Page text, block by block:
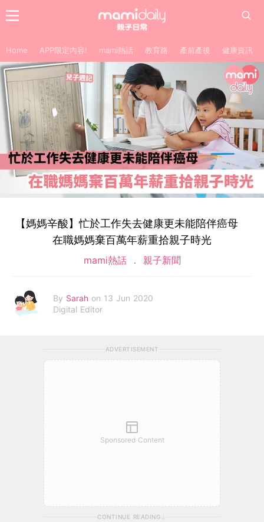
Home APP限定內容! mami熱話 教育路 產前產後 健康資訊
【媽媽辛酸】忙於工作失去健康更未能陪伴癌母
在職媽媽棄百萬年薪重拾親子時光
mami熱話 親子新聞
By Sarah on 13 Jun 2020
Digital Editor
ADVERTISEMENT
Sponsored Content
CONTINUE READING